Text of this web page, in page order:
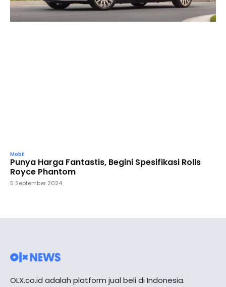
Mobil
Punya Harga Fantastis, Begini Spesifikasi Rolls
Royce Phantom
5 September 2024
OLX.co.id adalah platform jual beli di Indonesia.